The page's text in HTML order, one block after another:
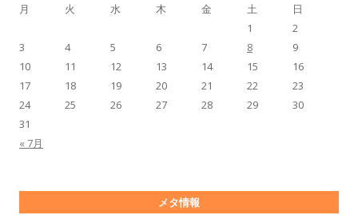
月
火 水 木 金 土 日
« 7月
1
2
3
4 5 6 7 8
9
10
11 12 13 14 15
16
17
18 19 20 21 22
23
24
25 26 27 28 29
30
31
メタ情報